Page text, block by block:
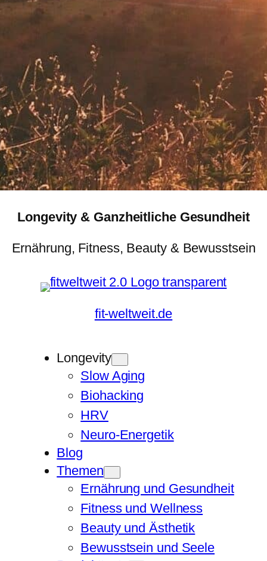
Longevity & Ganzheitliche Gesundheit
Ernährung, Fitness, Beauty & Bewusstsein
fit-weltweit.de
Longevity
Slow Aging
Biohacking
HRV
Neuro-Energetik
Blog
Themen
Ernährung und Gesundheit
Fitness und Wellness
Beauty und Ästhetik
Bewusstsein und Seele